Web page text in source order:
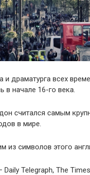
и драматурга всех
в начале 16-го века.
считался самым
в мире.
из символов этого
Telegraph, The